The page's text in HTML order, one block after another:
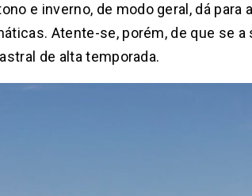
e inverno, de modo geral, dá para
Atente-se, porém, de que se a
de alta temporada.